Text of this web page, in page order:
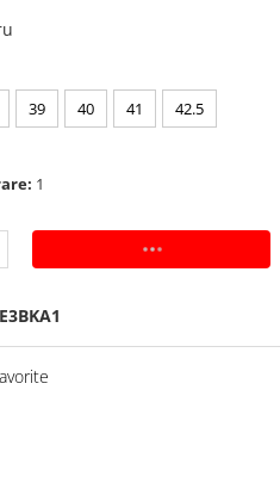
39 40 41 42.5
1
ADAUGA IN COS